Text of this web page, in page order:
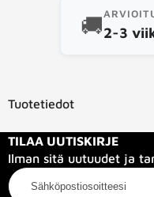
🚚2-3
Tuotetiedot
TILAA UUTISKIRJE
Ilman sitä uutuudet ja
Sähköpostiosoitteesi